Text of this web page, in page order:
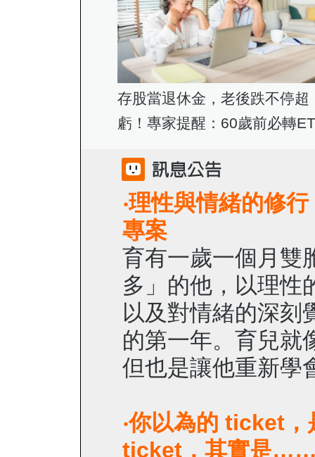
存股當退休金，老後跌不停超
虧！專家提醒：60歲前必轉
‧理性與情緒的修
專案
育有一歲一個月雙
多」的他，以理性
以及對情緒的深刻
的第一年。育兒就
但也是讓他重新學
‧你以為的 ticket，
ticket，其實是